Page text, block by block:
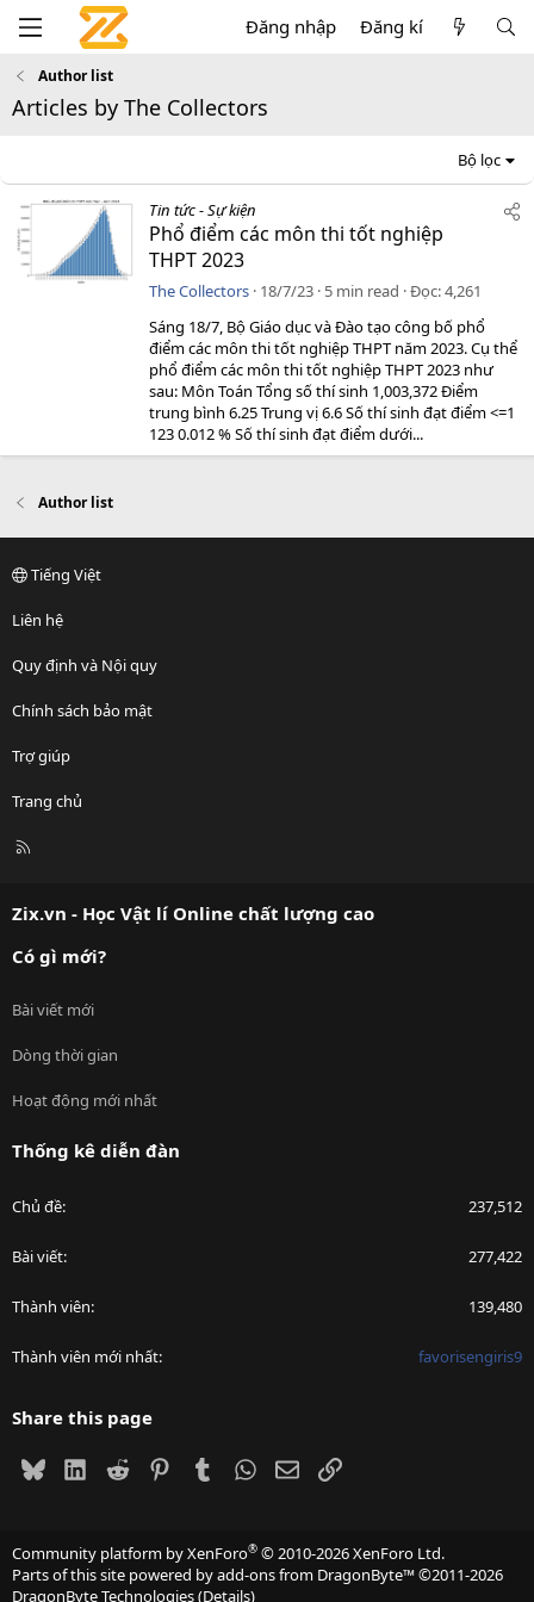
Đăng nhập Đăng kí
Author list
Articles by The Collectors
Bộ lọc
Tin tức - Sự kiện
Phổ điểm các môn thi tốt nghiệp
THPT 2023
The Collectors 18/7/23 5 min read Đọc 4,261
Sáng 18/7, Bộ Giáo dục và Đào tạo công bố phổ
điểm các môn thi tốt nghiệp THPT năm 2023. Cụ thể
phổ điểm các môn thi tốt nghiệp THPT 2023 như
sau: Môn Toán Tổng số thí sinh 1,003,372 Điểm
trung bình 6.25 Trung vị 6.6 Số thí sinh đạt điểm <=1
123 0.012 % Số thí sinh đạt điểm dưới...
Author list
Tiếng Việt
Liên hệ
Quy định và Nội quy
Chính sách bảo mật
Trợ giúp
Trang chủ
R
Zix.vn - Học Vật lí Online chất lượng cao
Có gì mới?
Bài viết mới
Dòng thời gian
Hoạt động mới nhất
Thống kê diễn đàn
Chủ đề 237,512
Bài viết 277,422
Thành viên 139,480
Thành viên mới nhất favorisengiris9
Share this page
BlueskyLinkedIn
Reddit PinterestTumblrWhatsApp
EmailLink
Community platform by XenForo® © 2010-2026 XenForo Ltd.
Parts of this site powered byadd-ons from DragonByte™©2011-2026
DragonByte Technologies(Details)